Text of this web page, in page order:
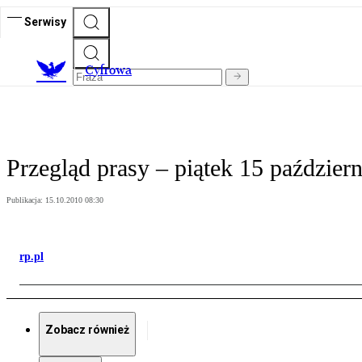
Serwisy
Cyfrowa
Przegląd prasy – piątek 15
Publikacja: 15.10.2010 08:30
rp.pl
Zobacz również